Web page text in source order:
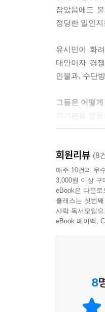
잡았음에도
정당한 일인
유시민이 화
대안이자 경
인물과, 수단
그들은 어떻
김경수의 온
두 인물에 대
디지털 포렌
위해가 되는
책에서 드러
이 책은 독
회원리뷰 (8
매주 10건의 우
3,000원 이상 구
eBook은 다운
클래스는 첫번
사락 독서모임
eBook 페이백,
8